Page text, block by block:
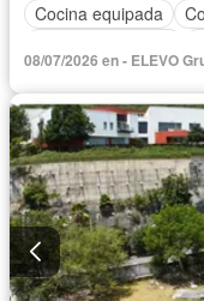
Cocina equipada
Gas natural
Internet
Sala polivalente
Wifi
08/07/2026 en - ELEVO